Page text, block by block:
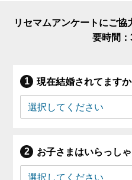
リセマムアンケートにご
要時間：
現在結婚されてますか
お子さまはいらっしゃ